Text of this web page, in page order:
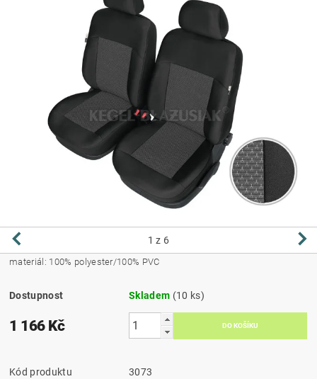
1 z 6
materiál: 100% polyester/100% PVC
Dostupnost Skladem (10 ks)
1 166 Kč
Kód produktu 3073